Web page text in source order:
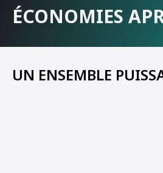
ÉCONOMIES
UN ENSEMBLE